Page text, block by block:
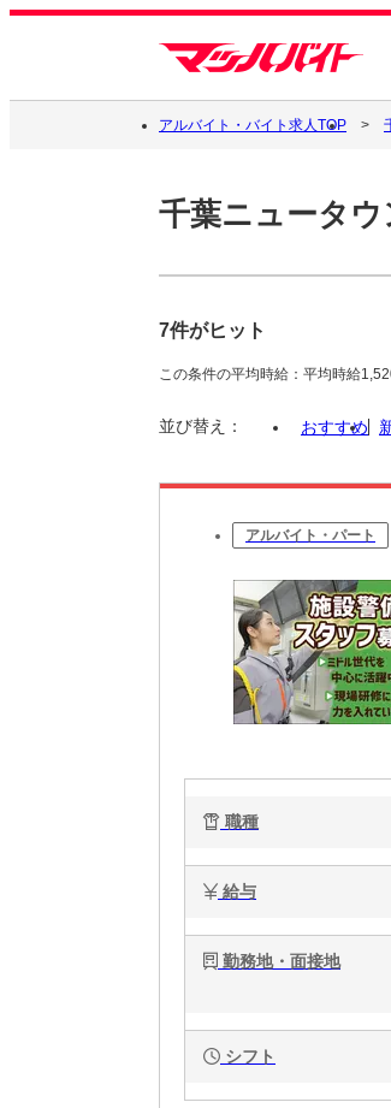
アルバイト・バイト求人TOP
千葉ニュータウ
7件がヒット
この条件の平均時給：平均時給
並び替え： おすすめ
アルバイト・パート
職種
給与
勤務地・面接地
シフト